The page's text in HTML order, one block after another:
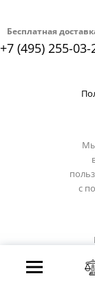
Бесплатная
+7 (495) 255-03-
с